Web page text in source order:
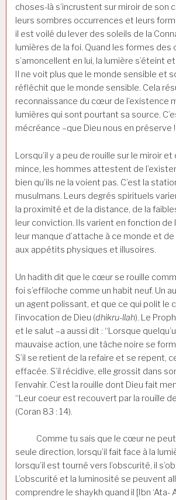
choses-là s’incrustent sur miroir de son
leurs sombres occurrences et leurs
il est voilé du lever des soleils de la
lumières de la foi. Quand les formes des
s’amoncellent en lui, la lumière s’éteint
Il ne voit plus que le monde sensible et
réfléchit que le monde sensible. Cela
reconnaissance du cœur de l’existence
lumières qui sont pourtant sa source.
mécréance –que Dieu nous en préserve !
Lorsqu’il y a peu de rouille sur le miroir
mince, les hommes attestent de
bien qu’ils ne la voient pas. C’est la
musulmans. Leurs degrés spirituels
la proximité et de la distance, de la
leur conviction. Ils varient en fonction de
leur manque d’attache à ce monde et
aux appétits physiques et illusoires.
Un hadith dit que le cœur se rouille
foi s’effiloche comme un habit neuf. Un
un agent polissant, et que ce qui polit le
l’invocation de Dieu (dhikru-llah). Le
et le salut –a aussi dit : “Lorsque
mauvaise action, une tâche noire se
S’il se retient de la refaire et se repent,
effacée. S’il récidive, elle grossit dans
l’envahir. C’est la rouille dont Dieu fait
“Leur coeur est recouvert par la rouille
(Coran 83 : 14).
Comme tu sais que le cœur ne peut
seule direction, lorsqu’il fait face à la
lorsqu’il est tourné vers l’obscurité, il
L’obscurité et la luminosité se peuvent
comprendre le shaykh quand il [Ibn ‘Ata-